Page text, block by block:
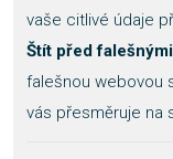
vaše citlivé údaje
Štít před
falešnou webovou
vás přesměruje na